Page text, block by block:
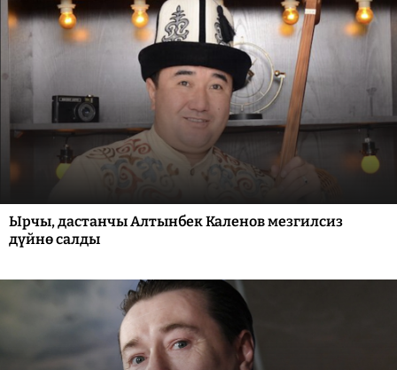
Ырчы, дастанчы Алтынбек Каленов мезгилсиз
дүйнө салды